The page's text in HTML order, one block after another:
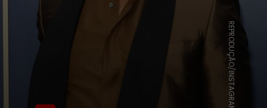
REPRODUÇÃO/INSTAGRAM